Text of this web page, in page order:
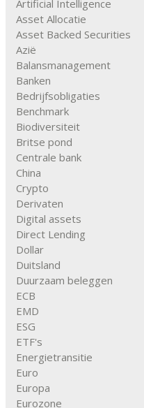
Artificial Intelligence
Asset Allocatie
Asset Backed Securities
Azië
Balansmanagement
Banken
Bedrijfsobligaties
Benchmark
Biodiversiteit
Britse pond
Centrale bank
China
Crypto
Derivaten
Digital assets
Direct Lending
Dollar
Duitsland
Duurzaam beleggen
ECB
EMD
ESG
ETF's
Energietransitie
Euro
Europa
Eurozone